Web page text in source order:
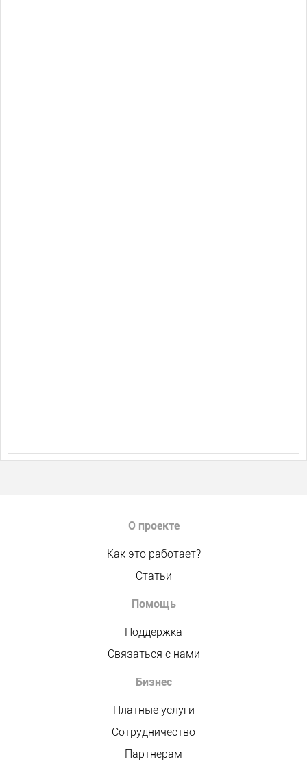
О проекте
Как это работает?
Статьи
Помощь
Поддержка
Связаться с нами
Бизнес
Платные услуги
Сотрудничество
Партнерам